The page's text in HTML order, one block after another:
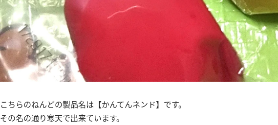
こちらのねんどの製品名は【かんてんネンド】です。
その名の通り寒天で出来ています。